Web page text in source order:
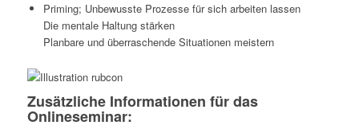
Priming; Unbewusste Prozesse für sich arbeiten lassen
Die mentale Haltung stärken
Planbare und überraschende Situationen meistern
Zusätzliche Informationen für das
Onlineseminar: